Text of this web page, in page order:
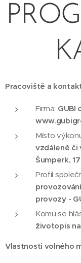
Pracoviště a
Firma: GUBI
Místo
vzdáleně či
Šumperk,
Profil
provozy -
Komu se
životopis
Vlastnosti volného